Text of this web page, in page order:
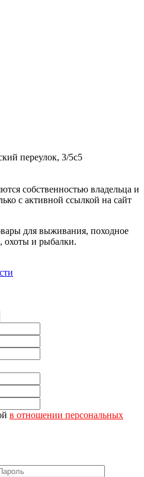
переулок, 3/5с5
собственностью владельца и
с активной ссылкой на сайт
для выживания, походное
охоты и рыбалки.
в отношении персональных